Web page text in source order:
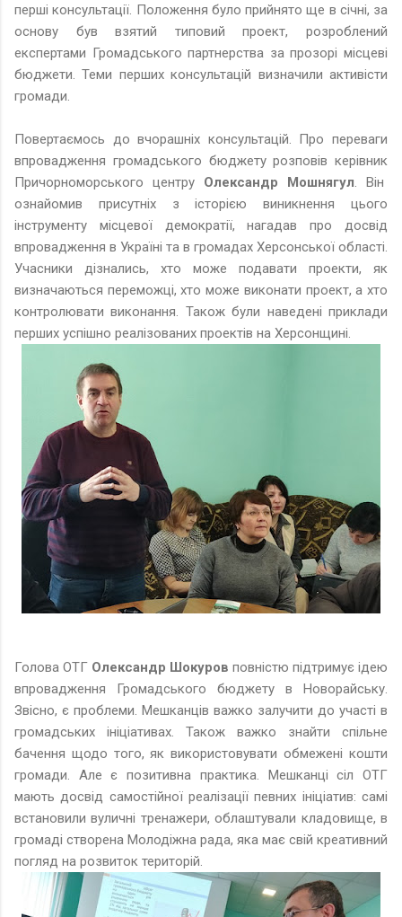
перші консультації. Положення було прийнято ще в січні, за
основу був взятий типовий проект, розроблений
експертами Громадського партнерства за прозорі місцеві
бюджети. Теми перших консультацій визначили активісти
громади.
Повертаємось до вчорашніх консультацій. Про переваги
впровадження громадського бюджету розповів керівник
Причорноморського центру Олександр Мошнягул . Він
ознайомив присутніх з історією виникнення цього
інструменту місцевої демократії, нагадав про досвід
впровадження в Україні та в громадах Херсонської області.
Учасники дізнались, хто може подавати проекти, як
визначаються переможці, хто може виконати проект, а хто
контролювати виконання. Також були наведені приклади
перших успішно реалізованих проектів на Херсонщині.
Голова ОТГ Олександр Шокуров повністю підтримує ідею
впровадження Громадського бюджету в Новорайську.
Звісно, є проблеми. Мешканців важко залучити до участі в
громадських ініціативах. Також важко знайти спільне
бачення щодо того, як використовувати обмежені кошти
громади. Але є позитивна практика. Мешканці сіл ОТГ
мають досвід самостійної реалізації певних ініціатив: самі
встановили вуличні тренажери, облаштували кладовище, в
громаді створена Молодіжна рада, яка має свій креативний
погляд на розвиток територій.